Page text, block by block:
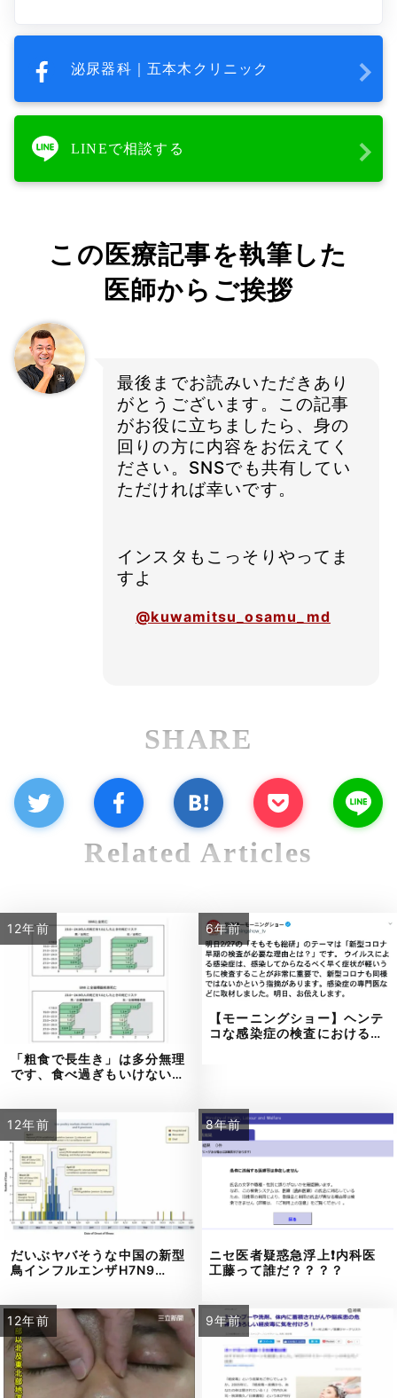
泌尿器科｜五本木クリニック
LINEで相談する
この医療記事を執筆した
医師からご挨拶
最後までお読みいただきあり
がとうございます。この記事
がお役に立ちましたら、身の
回りの方に内容をお伝えてく
ださい。SNSでも共有してい
ただければ幸いです。
インスタもこっそりやってま
すよ
@kuwamitsu_osamu_md
SHARE
Related Articles
12年前
「粗食で長生き」は多分無理
です、食べ過ぎもいけない…
6年前
【モーニングショー】ヘンテ
コな感染症の検査における…
12年前
だいぶヤバそうな中国の新型
鳥インフルエンザH7N9…
8年前
ニセ医者疑惑急浮上❗内科医
工藤って誰だ？？？？
12年前 9年前